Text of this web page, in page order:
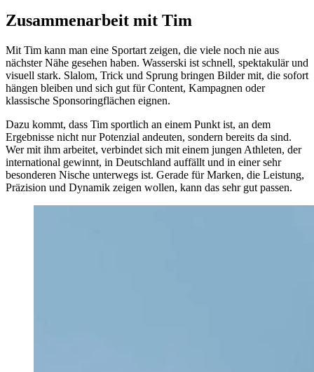
Zusammenarbeit mit Tim
Mit Tim kann man eine Sportart zeigen, die viele noch nie aus
nächster Nähe gesehen haben. Wasserski ist schnell, spektakulär und
visuell stark. Slalom, Trick und Sprung bringen Bilder mit, die sofort
hängen bleiben und sich gut für Content, Kampagnen oder
klassische Sponsoringflächen eignen.
Dazu kommt, dass Tim sportlich an einem Punkt ist, an dem
Ergebnisse nicht nur Potenzial andeuten, sondern bereits da sind.
Wer mit ihm arbeitet, verbindet sich mit einem jungen Athleten, der
international gewinnt, in Deutschland auffällt und in einer sehr
besonderen Nische unterwegs ist. Gerade für Marken, die Leistung,
Präzision und Dynamik zeigen wollen, kann das sehr gut passen.